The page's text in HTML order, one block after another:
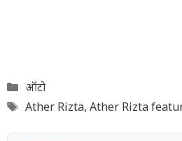
Categories
ऑटो
Tags
Ather Rizta, Ather Rizta